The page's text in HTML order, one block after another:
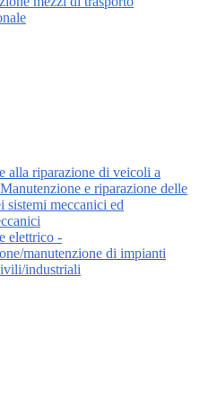
alla riparazione di veicoli a
e riparazione delle
sistemi meccanici ed
elettrico -
manutenzione di impianti
industriali